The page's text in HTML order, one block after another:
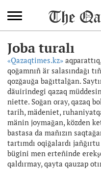
Joba turalı
«Qazaqtimes.kz»
qoğamnıñ är salasındağı
qozğauğa bağıttalğan.
däuirindegi qazaq
niette. Soğan oray, qazaq
tarih, mädeniet,
mänin joymağan, közden
bastasa da mañızın
tartımdı oqiğalardı
bügini men erteñinde
qaldırmay, qayta qauzap